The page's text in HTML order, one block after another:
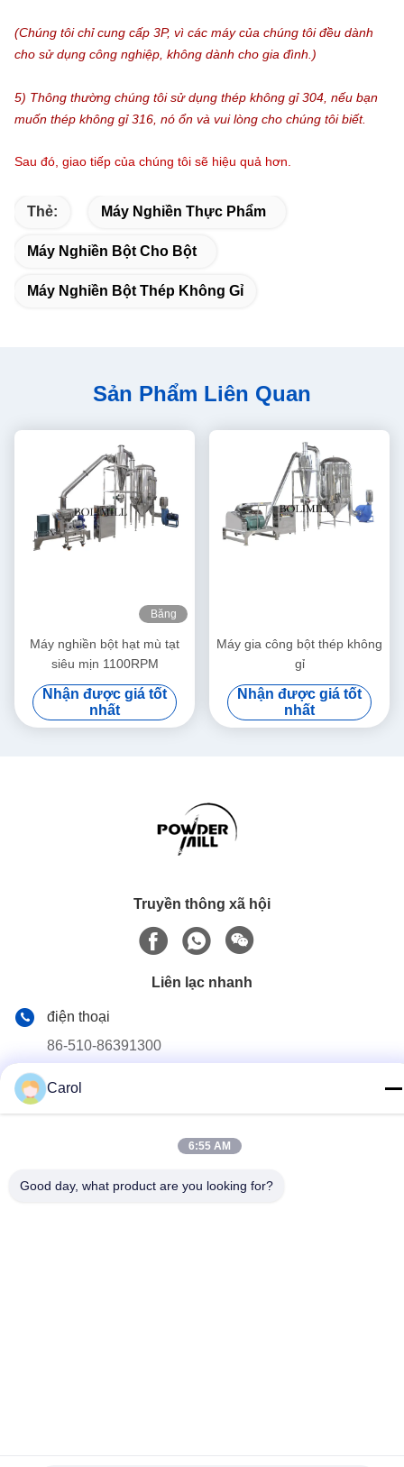
(Chúng tôi chỉ cung cấp 3P, vì các máy của chúng tôi đều dành
cho sử dụng công nghiệp, không dành cho gia đình.)
5) Thông thường chúng tôi sử dụng thép không gỉ 304, nếu bạn
muốn thép không gỉ 316, nó ổn và vui lòng cho chúng tôi biết.
Sau đó, giao tiếp của chúng tôi sẽ hiệu quả hơn.
Thẻ: Máy Nghiền Thực Phẩm
Máy Nghiền Bột Cho Bột
Máy Nghiền Bột Thép Không Gỉ
Sản Phẩm Liên Quan
Băng
Máy nghiền bột hạt mù tạt
siêu mịn 1100RPM
Nhận được giá tốt
nhất
Máy gia công bột thép không
gỉ
Nhận được giá tốt
nhất
Truyền thông xã hội
Liên lạc nhanh
điện thoại
86-510-86391300
E-mail
tỉnh Giang Tô
Carol
6:55 AM
Good day, what product are you looking for?